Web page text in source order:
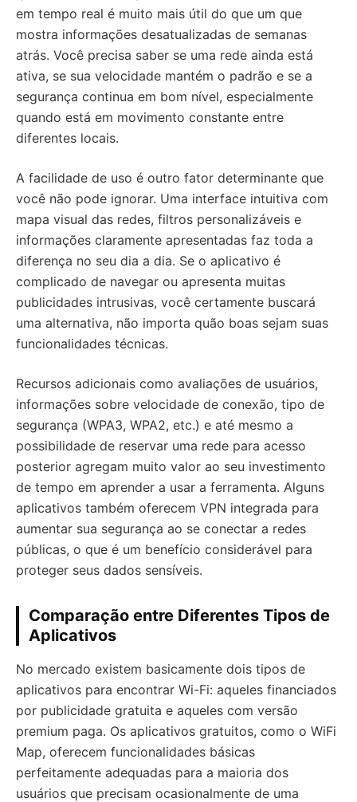
em tempo real é muito mais útil do que um que
mostra informações desatualizadas de semanas
atrás. Você precisa saber se uma rede ainda está
ativa, se sua velocidade mantém o padrão e se a
segurança continua em bom nível, especialmente
quando está em movimento constante entre
diferentes locais.
A facilidade de uso é outro fator determinante que
você não pode ignorar. Uma interface intuitiva com
mapa visual das redes, filtros personalizáveis e
informações claramente apresentadas faz toda a
diferença no seu dia a dia. Se o aplicativo é
complicado de navegar ou apresenta muitas
publicidades intrusivas, você certamente buscará
uma alternativa, não importa quão boas sejam suas
funcionalidades técnicas.
Recursos adicionais como avaliações de usuários,
informações sobre velocidade de conexão, tipo de
segurança (WPA3, WPA2, etc.) e até mesmo a
possibilidade de reservar uma rede para acesso
posterior agregam muito valor ao seu investimento
de tempo em aprender a usar a ferramenta. Alguns
aplicativos também oferecem VPN integrada para
aumentar sua segurança ao se conectar a redes
públicas, o que é um benefício considerável para
proteger seus dados sensíveis.
Comparação entre Diferentes Tipos de
Aplicativos
No mercado existem basicamente dois tipos de
aplicativos para encontrar Wi-Fi: aqueles financiados
por publicidade gratuita e aqueles com versão
premium paga. Os aplicativos gratuitos, como o WiFi
Map, oferecem funcionalidades básicas
perfeitamente adequadas para a maioria dos
usuários que precisam ocasionalmente de uma